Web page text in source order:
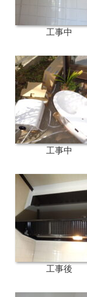
工事中
工事中
工事後